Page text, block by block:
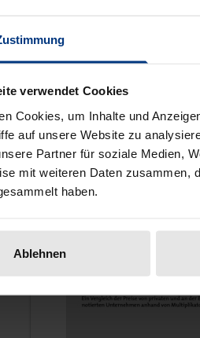
verwendet Cookies
Cookies, um Inhalte und
auf unsere Website zu
Partner für soziale Medien,
mit weiteren Daten zusammen,
haben.
Ablehnen
€64.00
Add to Cart